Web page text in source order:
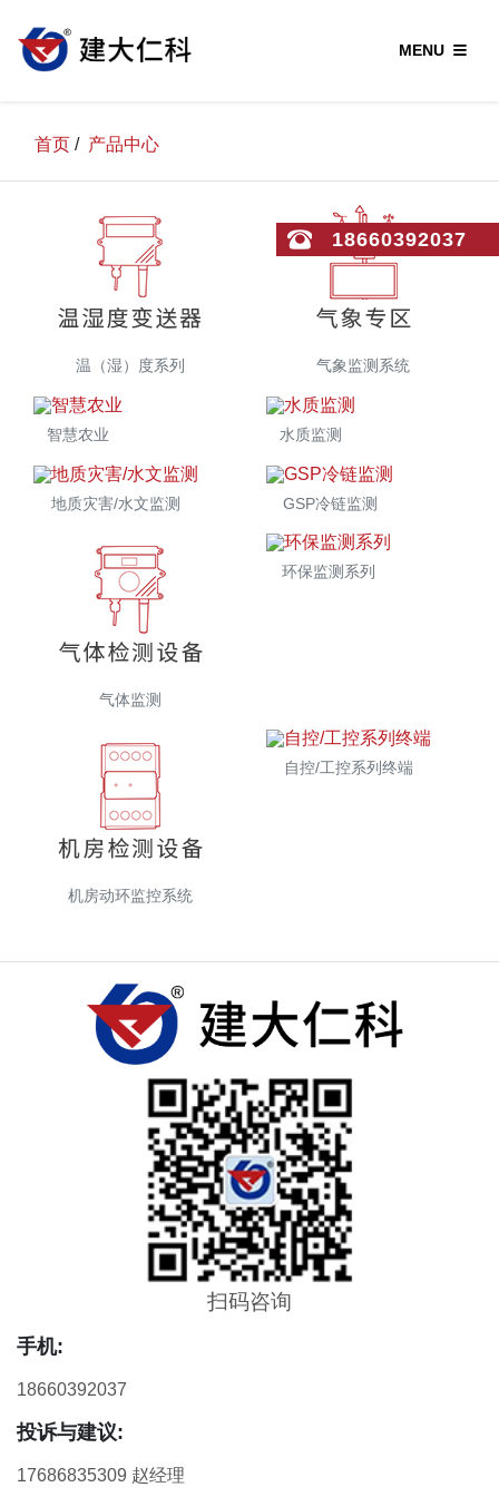
MENU
18660392037
首页 / 产品中心
温（湿）度系列 气象监测系统
智慧农业 水质监测
地质灾害/水文监测 GSP冷链监测
气体监测
环保监测系列
机房动环监控系统
自控/工控系列终端
扫码咨询
手机:
18660392037
投诉与建议:
17686835309 赵经理